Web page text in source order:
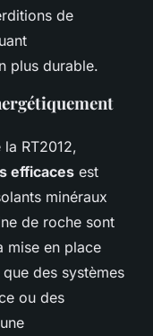
de
plus durable.
RT2012,
efficaces est
minéraux
de roche sont
mise en place
des systèmes
ou des